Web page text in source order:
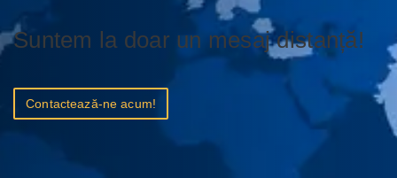
Suntem la doar un mesaj distanță!
Contactează-ne acum!